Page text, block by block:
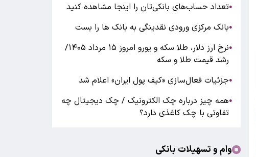
●تعداد حساب‌های بانکی‌تان را اینجا مشاهده کنید
●بانک مرکزی ورودی نقدینگی به بانک ها را بست
●
نرخ ارز دلار، طلا سکه و یورو امروز ۱۵ مرداد ۱۴۰۵/
رشد قیمت طلا و سکه
●جزئیات فعال‌سازی «کیف پول ایران» اعلام شد
●همه چیز درباره چک الکترونیک / چک دیجیتال چه
تفاوتی با چک کاغذی دارد؟
وام و تسهیلات بانکی